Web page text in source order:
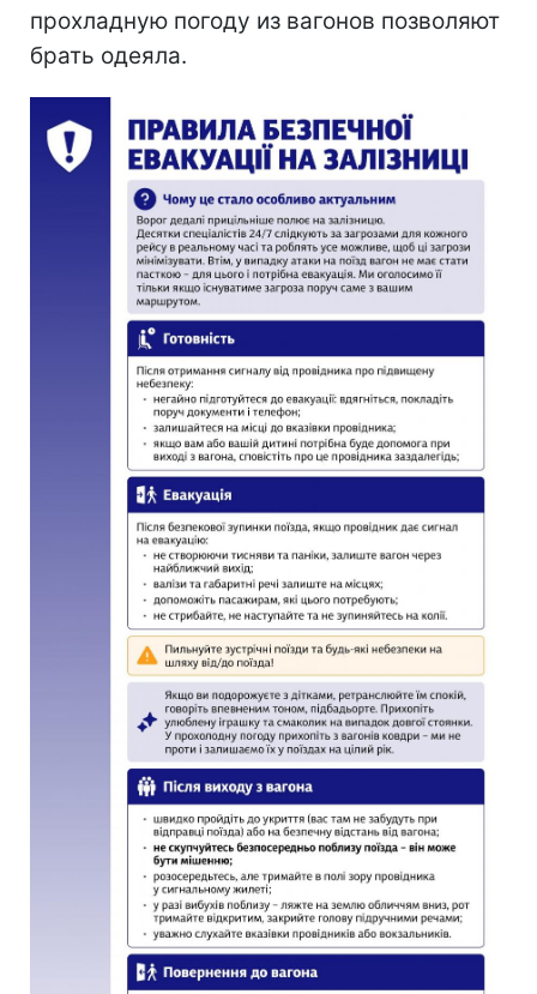
прохладную погоду из вагонов позволяют
брать одеяла.